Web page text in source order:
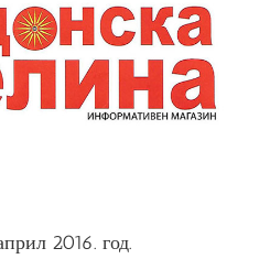
2016. год.